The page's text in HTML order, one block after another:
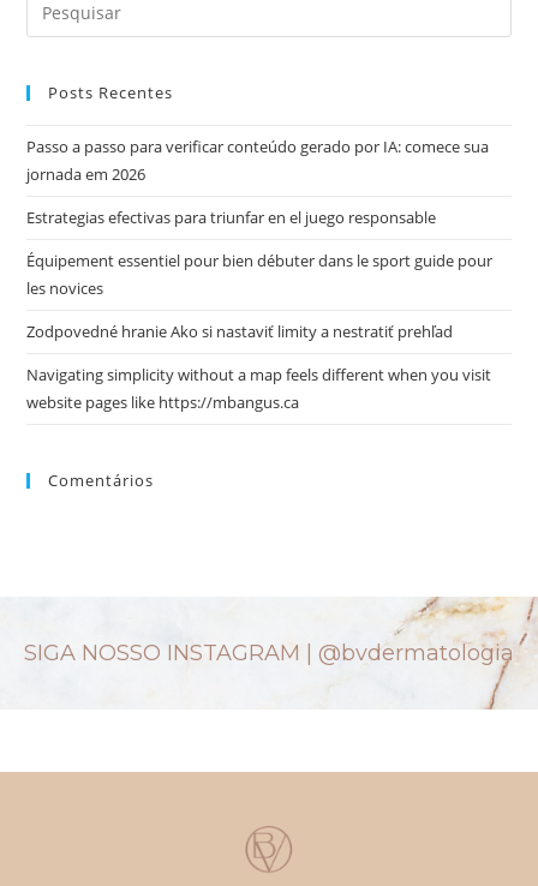
Posts Recentes
Passo a passo para verificar conteúdo gerado por IA: comece sua
jornada em 2026
Estrategias efectivas para triunfar en el juego responsable
Équipement essentiel pour bien débuter dans le sport guide pour
les novices
Zodpovedné hranie Ako si nastaviť limity a nestratiť prehľad
Navigating simplicity without a map feels different when you visit
website pages like https://mbangus.ca
Comentários
SIGA NOSSO INSTAGRAM | @bvdermatologia